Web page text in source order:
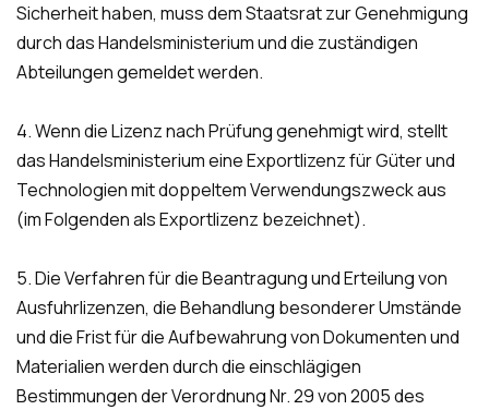
Sicherheit haben, muss dem Staatsrat zur Genehmigung
durch das Handelsministerium und die zuständigen
Abteilungen gemeldet werden.
4. Wenn die Lizenz nach Prüfung genehmigt wird, stellt
das Handelsministerium eine Exportlizenz für Güter und
Technologien mit doppeltem Verwendungszweck aus
(im Folgenden als Exportlizenz bezeichnet).
5. Die Verfahren für die Beantragung und Erteilung von
Ausfuhrlizenzen, die Behandlung besonderer Umstände
und die Frist für die Aufbewahrung von Dokumenten und
Materialien werden durch die einschlägigen
Bestimmungen der Verordnung Nr. 29 von 2005 des